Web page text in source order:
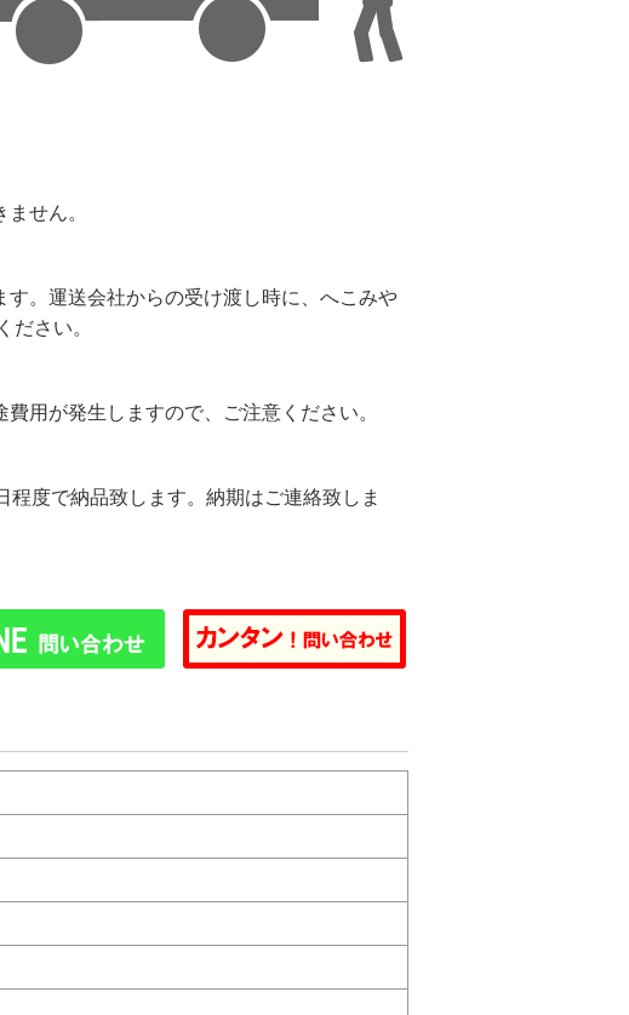
せん。
。運送会社からの受け渡し時に、へこみや
ださい。
用が発生しますので、ご注意ください。
度で納品致します。納期はご連絡致しま